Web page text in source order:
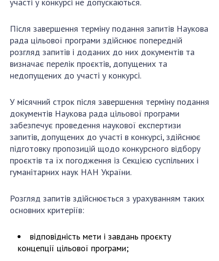
Після завершення терміну подання запитів Наукова
рада цільової програми здійснює попередній
розгляд запитів і доданих до них документів та
визначає перелік проєктів, допущених та
недопущених до участі у конкурсі.
У місячний строк після завершення терміну подання
документів Наукова рада цільової програми
забезпечує проведення наукової експертизи
запитів, допущених до участі в конкурсі, здійснює
підготовку пропозицій щодо конкурсного відбору
проєктів та їх погодження із Секцією суспільних і
гуманітарних наук НАН України.
Розгляд запитів здійснюється з урахуванням таких
основних критеріїв:
відповідність мети і завдань проєкту
концепції цільової програми;